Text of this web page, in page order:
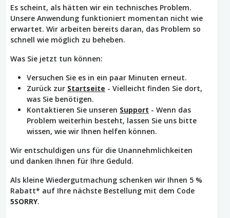
Es scheint, als hätten wir ein technisches Problem.
Unsere Anwendung funktioniert momentan nicht wie
erwartet. Wir arbeiten bereits daran, das Problem so
schnell wie möglich zu beheben.
Was Sie jetzt tun können:
Versuchen Sie es in ein paar Minuten erneut.
Zurück zur Startseite - Vielleicht finden Sie dort,
was Sie benötigen.
Kontaktieren Sie unseren Support - Wenn das
Problem weiterhin besteht, lassen Sie uns bitte
wissen, wie wir Ihnen helfen können.
Wir entschuldigen uns für die Unannehmlichkeiten
und danken Ihnen für Ihre Geduld.
Als kleine Wiedergutmachung schenken wir Ihnen 5 %
Rabatt* auf Ihre nächste Bestellung mit dem Code
5SORRY.